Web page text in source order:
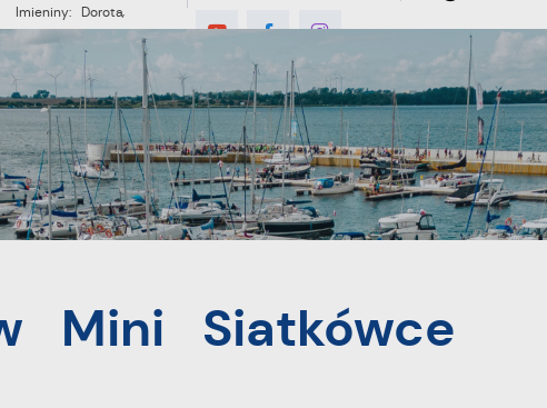
Imieniny: Dorota,
Konrad, Kajetan
MIESZKANIEC TURYSTYKA INWESTYCJE
Mini Siatkówce